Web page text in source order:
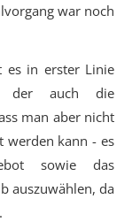
war noch
es in erster Linie
der auch die
man aber nicht
werden kann - es
sowie das
auszuwählen, da